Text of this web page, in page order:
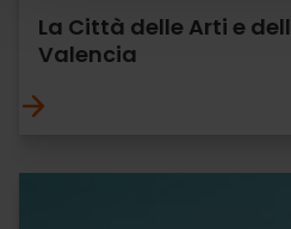
La Città delle Arti e
Valencia